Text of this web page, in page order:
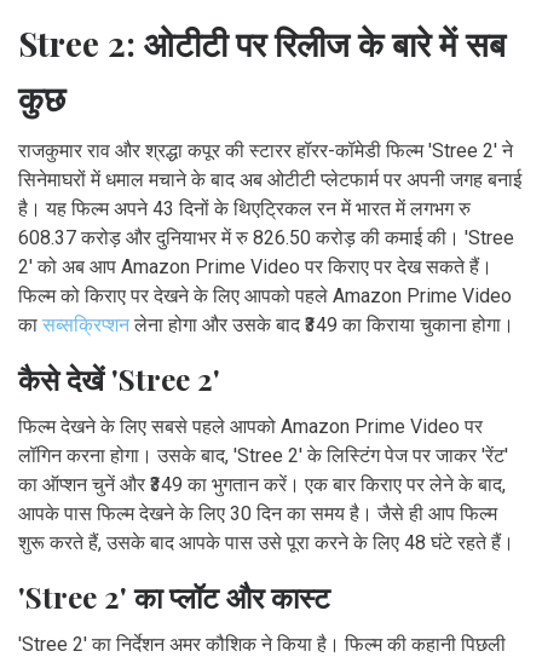
Stree 2: ओटीटी पर रिलीज के बारे में सब
कुछ
राजकुमार राव और श्रद्धा कपूर की स्टारर हॉरर-कॉमेडी फिल्म 'Stree 2' ने
सिनेमाघरों में धमाल मचाने के बाद अब ओटीटी प्लेटफार्म पर अपनी जगह बनाई
है। यह फिल्म अपने 43 दिनों के थिएट्रिकल रन में भारत में लगभग रु
608.37 करोड़ और दुनियाभर में रु 826.50 करोड़ की कमाई की। 'Stree
2' को अब आप Amazon Prime Video पर किराए पर देख सकते हैं।
फिल्म को किराए पर देखने के लिए आपको पहले Amazon Prime Video
का सब्सक्रिप्शनलेना होगा और उसके बाद ₹349 का किराया चुकाना होगा।
कैसे देखें 'Stree 2'
फिल्म देखने के लिए सबसे पहले आपको Amazon Prime Video पर
लॉगिन करना होगा। उसके बाद, 'Stree 2' के लिस्टिंग पेज पर जाकर 'रेंट'
का ऑप्शन चुनें और ₹349 का भुगतान करें। एक बार किराए पर लेने के बाद,
आपके पास फिल्म देखने के लिए 30 दिन का समय है। जैसे ही आप फिल्म
शुरू करते हैं, उसके बाद आपके पास उसे पूरा करने के लिए 48 घंटे रहते हैं।
'Stree 2' का प्लॉट और कास्ट
'Stree 2' का निर्देशन अमर कौशिक ने किया है। फिल्म की कहानी पिछली